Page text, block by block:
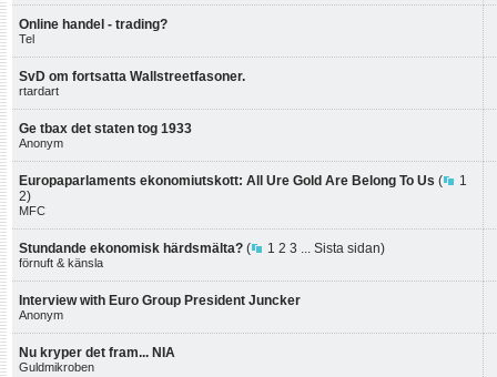
Online handel - trading?
Tel
SvD om fortsatta Wallstreetfasoner.
rtardart
Ge tbax det staten tog 1933
Anonym
Europaparlaments ekonomiutskott: All Ure Gold Are Belong To Us (
1
2)
MFC
Stundande ekonomisk härdsmälta? ( 1 2 3 ... Sista sidan)
förnuft & känsla
Interview with Euro Group President Juncker
Anonym
Nu kryper det fram... NIA
Guldmikroben